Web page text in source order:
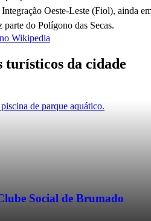
para Brumado - BA
de ônibus para
Oeste-Leste (Fiol), ainda
do Polígono das Secas.
Wikipedia
turísticos da cidade
Social de Brumado